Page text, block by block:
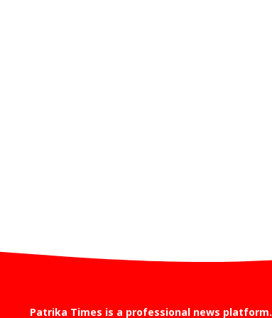
Patrika Times is a professional news platform.